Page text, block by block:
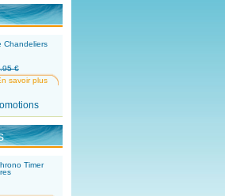
Chandeliers
€
savoir plus
Timer